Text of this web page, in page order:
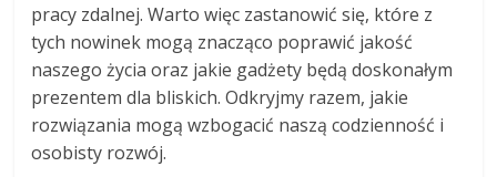
pracy zdalnej. Warto więc zastanowić się, które z
tych nowinek mogą znacząco poprawić jakość
naszego życia oraz jakie gadżety będą doskonałym
prezentem dla bliskich. Odkryjmy razem, jakie
rozwiązania mogą wzbogacić naszą codzienność i
osobisty rozwój.